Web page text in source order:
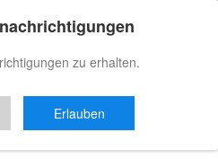
zu erhalten.
Erlauben